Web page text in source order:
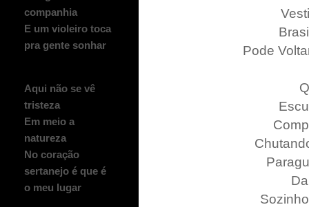
Pode
companhia
E um violeiro toca
pra gente sonhar
Aqui não se vê
tristeza
Em meio a
natureza
No coração
sertanejo é que é
o meu lugar